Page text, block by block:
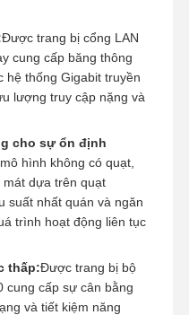
Được trang bị cổng LAN
cung cấp băng thông
hệ thống Gigabit truyền
lượng truy cập nặng và
cho sự ổn định
hình không có quạt,
mát dựa trên quạt
suất nhất quán và ngăn
trình hoạt động liên tục
thấp:Được trang bị bộ
cung cấp sự cân bằng
và tiết kiệm năng